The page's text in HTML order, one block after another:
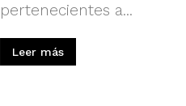
pertenecientes a...
Leer más